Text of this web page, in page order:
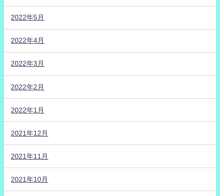
2022年5月
2022年4月
2022年3月
2022年2月
2022年1月
2021年12月
2021年11月
2021年10月